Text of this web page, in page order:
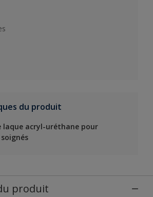
du produit
laque acryl-uréthane pour
produit